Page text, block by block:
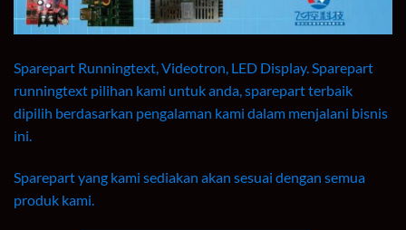
Sparepart Runningtext, Videotron, LED Display. Sparepart
runningtext pilihan kami untuk anda, sparepart terbaik
dipilih berdasarkan pengalaman kami dalam menjalani bisnis
ini.
Sparepart yang kami sediakan akan sesuai dengan semua
produk kami.